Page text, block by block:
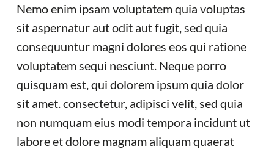
Nemo enim ipsam voluptatem quia voluptas
sit aspernatur aut odit aut fugit, sed quia
consequuntur magni dolores eos qui ratione
voluptatem sequi nesciunt. Neque porro
quisquam est, qui dolorem ipsum quia dolor
sit amet. consectetur, adipisci velit, sed quia
non numquam eius modi tempora incidunt ut
labore et dolore magnam aliquam quaerat